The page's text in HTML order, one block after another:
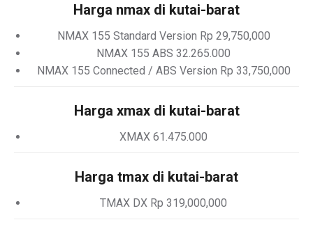
Harga nmax di kutai-barat
NMAX 155 Standard Version Rp 29,750,000
NMAX 155 ABS 32.265.000
NMAX 155 Connected / ABS Version Rp 33,750,000
Harga xmax di kutai-barat
XMAX 61.475.000
Harga tmax di kutai-barat
TMAX DX Rp 319,000,000